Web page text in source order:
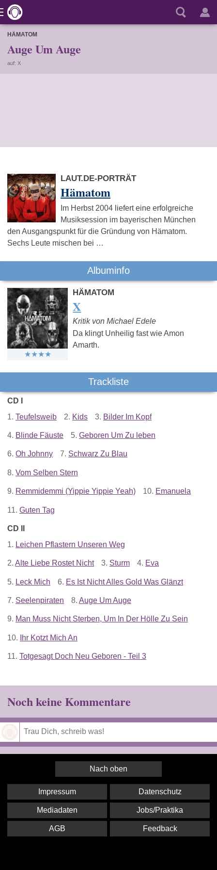
HÄMATOM
Auge Um Auge
auf: X
LAUT.DE-PORTRÄT
Hämatom
Im Herbst 2004 liefert eine erfolgreiche
Musiksession im bayerischen München
den Ausgangspunkt für die Gründung von Hämatom.
Sechs Leute mischen bei …
Albuminfo
HÄMATOM
X
Kritik von Michael Edele
Da klingt Unheilig fast wie Amon
Amarth.
Trackliste
CD I
1. Teufelsweib 2. Kids 3. Bilder Im Kopf
4. Blinde Fäuste 5. Geboren Um Zu leben
6. Oh Johnny 7. Schwarz Zu Blau
8. Vom Selben Stern
9. Remmidemmi (Yippie Yippie Yeah) 10. Emanuela
11. Guten Tag
CD II
1. Leichen Pflastern Unseren Weg
2. Alte Liebe Rostet Nicht 3. Sturm 4. Eva
5. Leck Mich 6. Es Ist Nicht Alles Gold Was Glänzt
7. Seelenpiraten 8. Auge Um Auge
9. Man Muss Nicht Sterben, Um In Der Hölle Zu Sein
10. Ihr Kotzt Mich An
11. Totgesagt Doch Neu Geboren - Teil 3
Noch keine Kommentare
Nach oben
Impressum Datenschutz
Mediadaten Jobs/Praktika
AGB Feedback